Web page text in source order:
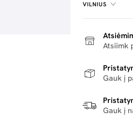
VILNIUS
Atsiimk
Gauk į
Gauk į